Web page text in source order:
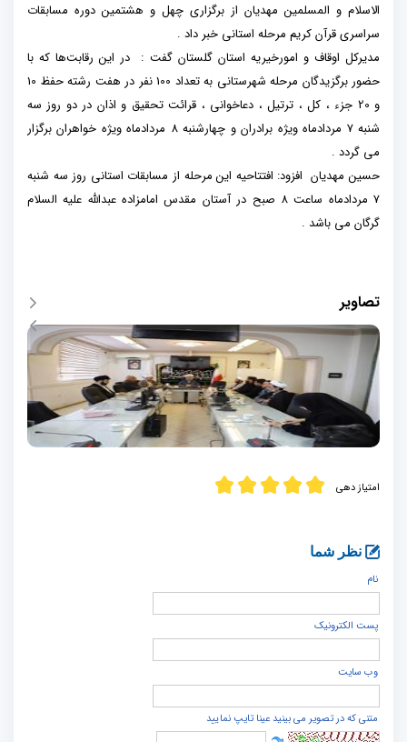
الاسلام و المسلمین مهدیان از برگزاری چهل و هشتمین دوره مسابقات
سراسری قرآن کریم مرحله استانی خبر داد .
مدیرکل اوقاف و امورخیریه استان گلستان گفت : در این رقابت‌ها که با
حضور برگزیدگان مرحله شهرستانی به تعداد 100 نفر در هفت رشته حفظ 10
و 20 جزء ، کل ، ترتیل ، دعاخوانی ، قرائت تحقیق و اذان در دو روز سه
شنبه 7 مردادماه ویژه برادران و چهارشنبه 8 مردادماه ویژه خواهران برگزار
می گردد .
حسین مهدیان افزود: افتتاحیه این مرحله از مسابقات استانی روز سه شنبه
7 مردادماه ساعت 8 صبح در آستان مقدس امامزاده عبدالله علیه السلام
گرگان می باشد .
تصاویر
امتیاز دهی
نظر شما
نام
پست الكترونيک
وب سایت
متنی که در تصویر می بینید عینا تایپ نمایید